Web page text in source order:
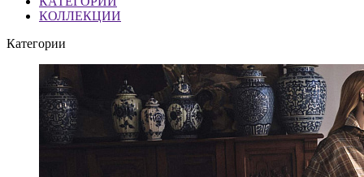
КОЛЛЕКЦИИ
Категории